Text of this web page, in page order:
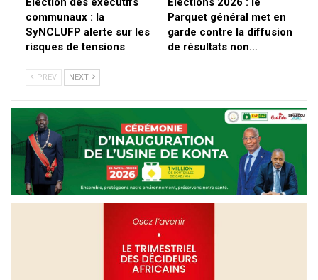
communaux : la
SyNCLUFP alerte sur les
risques de tensions
Parquet général met en
garde contre la diffusion
de résultats non…
PREV NEXT